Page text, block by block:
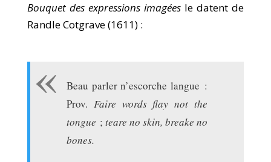
Bouquet des expressions imagées le datent de
Randle Cotgrave (1611) :
Beau parler n’escorche langue :
Prov. Faire words flay not the
tongue ; teare no skin, breake no
bones.